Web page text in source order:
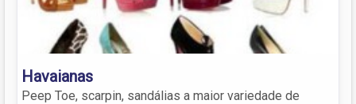
Havaianas
Peep Toe, scarpin, sandálias a maior variedade de